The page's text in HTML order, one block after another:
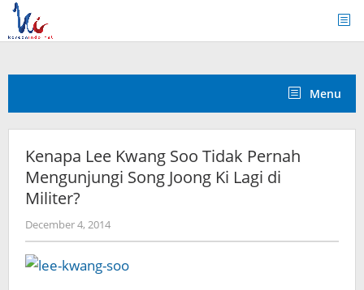
Skip
content
Menu
Kenapa Lee Kwang Soo Tidak Pernah
Mengunjungi Song Joong Ki Lagi di
Militer?
December 4, 2014by
Koreanindo